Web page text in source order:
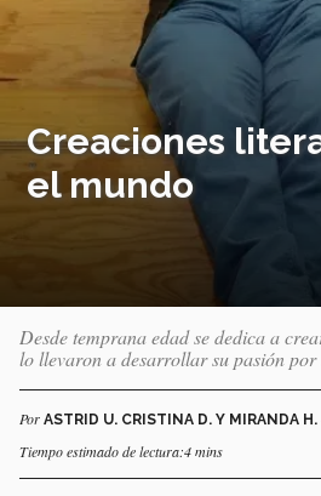
Creaciones
el mundo
Desde temprana edad se dedica a
lo llevaron a desarrollar su pasión
Por ASTRID U. CRISTINA D. Y MIRANDA H.
Tiempo estimado de lectura:4 mins